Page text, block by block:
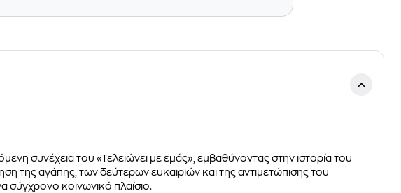
συνέχεια του «Τελειώνει με εμάς», εμβαθύνοντας στην ιστορία του
της αγάπης, των δεύτερων ευκαιριών και της αντιμετώπισης του
σύγχρονο κοινωνικό πλαίσιο.